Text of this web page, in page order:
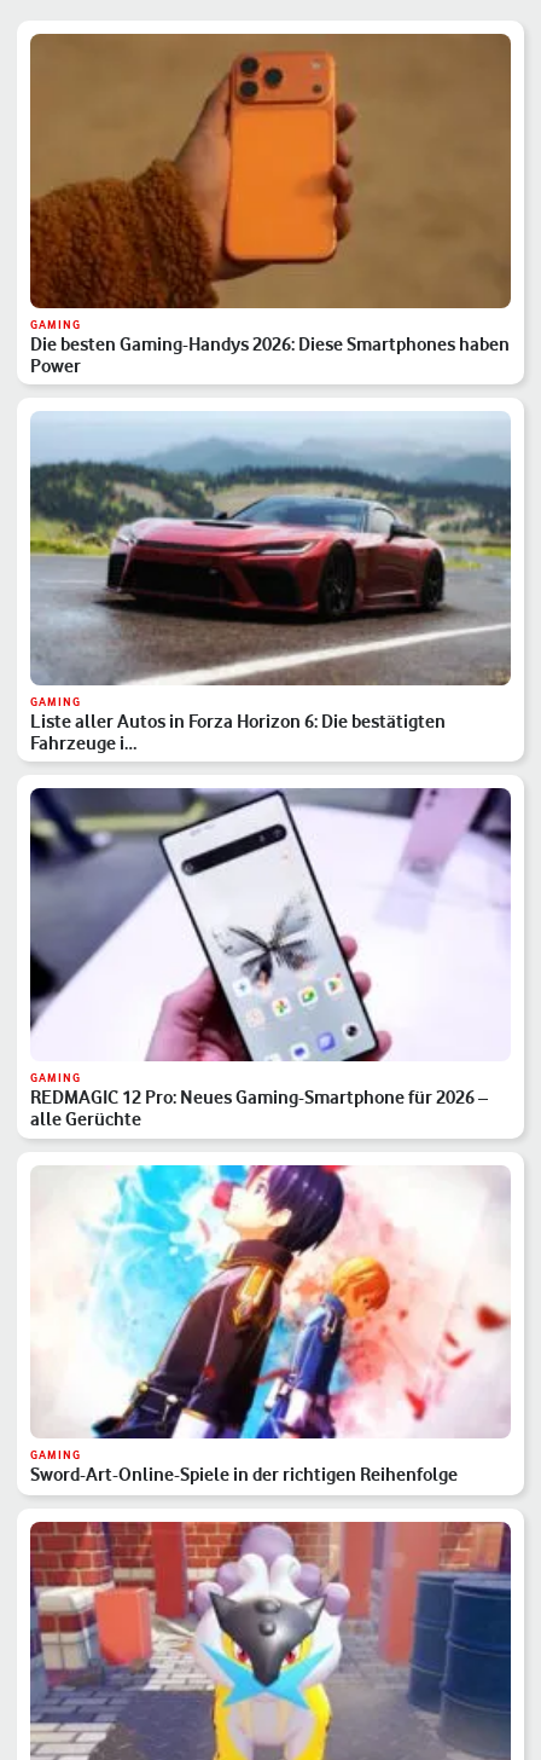
GAMING
Die besten Gaming-Handys 2026: Diese Smartphones haben
Power
GAMING
Liste aller Autos in Forza Horizon 6: Die bestätigten
Fahrzeuge i…
GAMING
REDMAGIC 12 Pro: Neues Gaming-Smartphone für 2026 –
alle Gerüchte
GAMING
Sword-Art-Online-Spiele in der richtigen Reihenfolge